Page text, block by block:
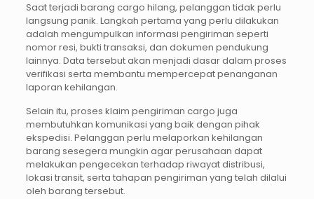
Saat terjadi barang cargo hilang, pelanggan tidak perlu
langsung panik. Langkah pertama yang perlu dilakukan
adalah mengumpulkan informasi pengiriman seperti
nomor resi, bukti transaksi, dan dokumen pendukung
lainnya. Data tersebut akan menjadi dasar dalam proses
verifikasi serta membantu mempercepat penanganan
laporan kehilangan.
Selain itu, proses klaim pengiriman cargo juga
membutuhkan komunikasi yang baik dengan pihak
ekspedisi. Pelanggan perlu melaporkan kehilangan
barang sesegera mungkin agar perusahaan dapat
melakukan pengecekan terhadap riwayat distribusi,
lokasi transit, serta tahapan pengiriman yang telah dilalui
oleh barang tersebut.